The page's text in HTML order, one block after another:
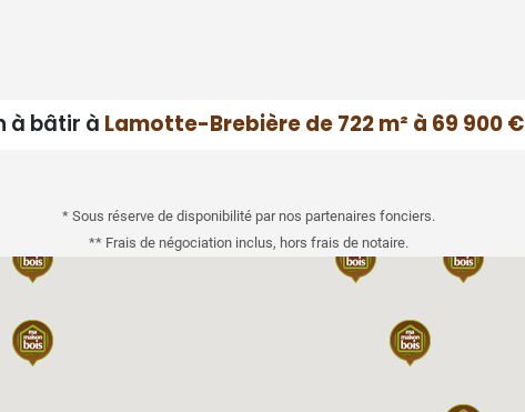
à bâtir à Lamotte-Brebière de 722 m² à 69 900 €
* Sous réserve de disponibilité par nos partenaires fonciers.
** Frais de négociation inclus, hors frais de notaire.